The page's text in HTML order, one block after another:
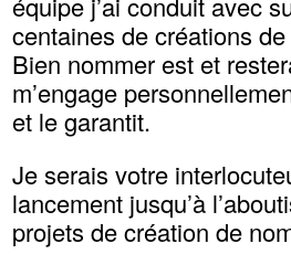
centaines de créations
Bien nommer est et
m’engage
et le garantit.
Je serais votre
lancement jusqu’à
projets de création de